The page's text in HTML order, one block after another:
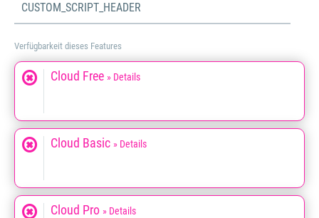
CUSTOM_SCRIPT_HEADER
Verfügbarkeit dieses Features
Cloud Free » Details
Cloud Basic » Details
Cloud Pro » Details